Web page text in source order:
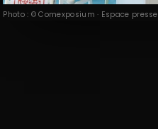
Photo : © Comexposium · Espace presse